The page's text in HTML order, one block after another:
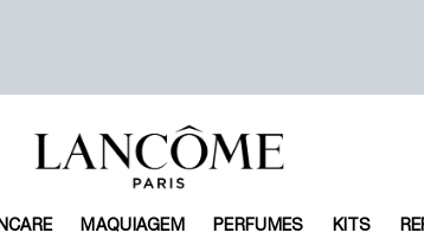
MAQUIAGEM PERFUMES KITS